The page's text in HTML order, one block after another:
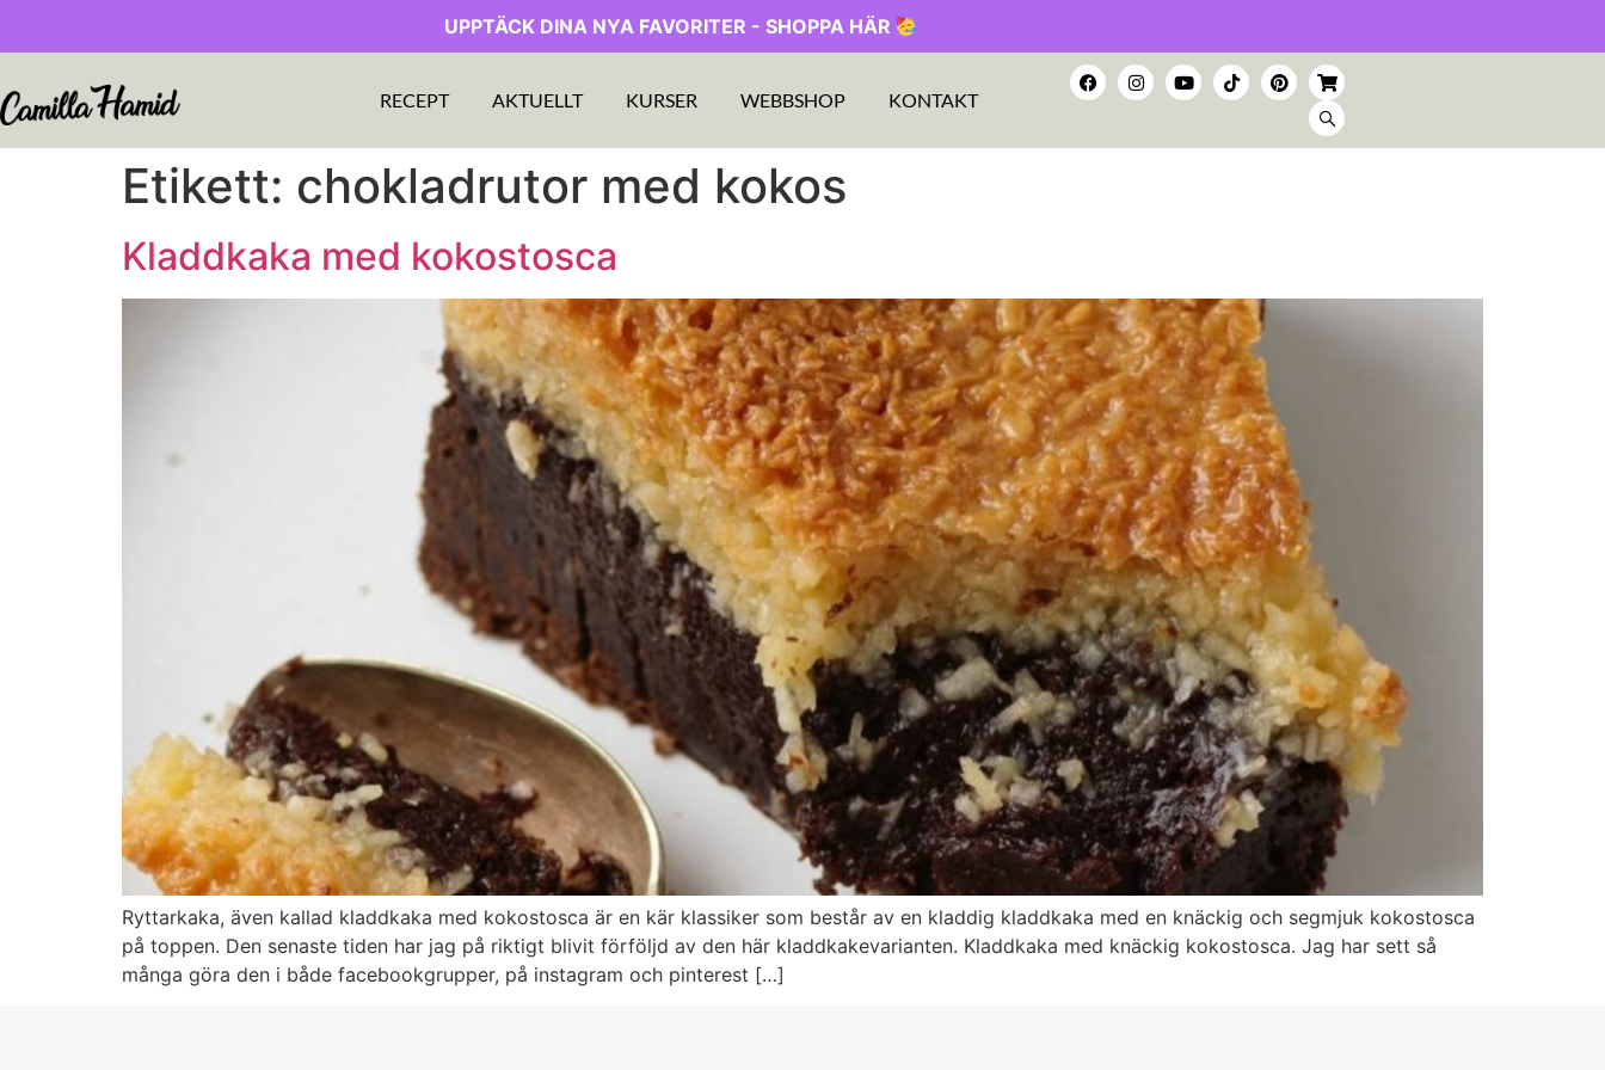
UPPTÄCK DINA NYA FAVORITER - SHOPPA HÄR
RECEPT AKTUELLT KURSER WEBBSHOP KONTAKT
Etikett: chokladrutor med kokos
Kladdkaka med kokostosca
Ryttarkaka, även kallad kladdkaka med kokostosca är en kär klassiker som består av en kladdig kladdkaka med en knäckig och segmjuk kokostosca
på toppen. Den senaste tiden har jag på riktigt blivit förföljd av den här kladdkakevarianten. Kladdkaka med knäckig kokostosca. Jag har sett så
många göra den i både facebookgrupper, på instagram och pinterest […]